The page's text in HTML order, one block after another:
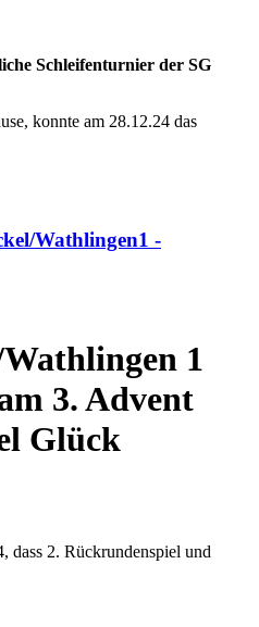
Schleifenturnier der SG
konnte am 28.12.24 das
Wathlingen1 -
1
3. Advent
Glück
dass 2. Rückrundenspiel und